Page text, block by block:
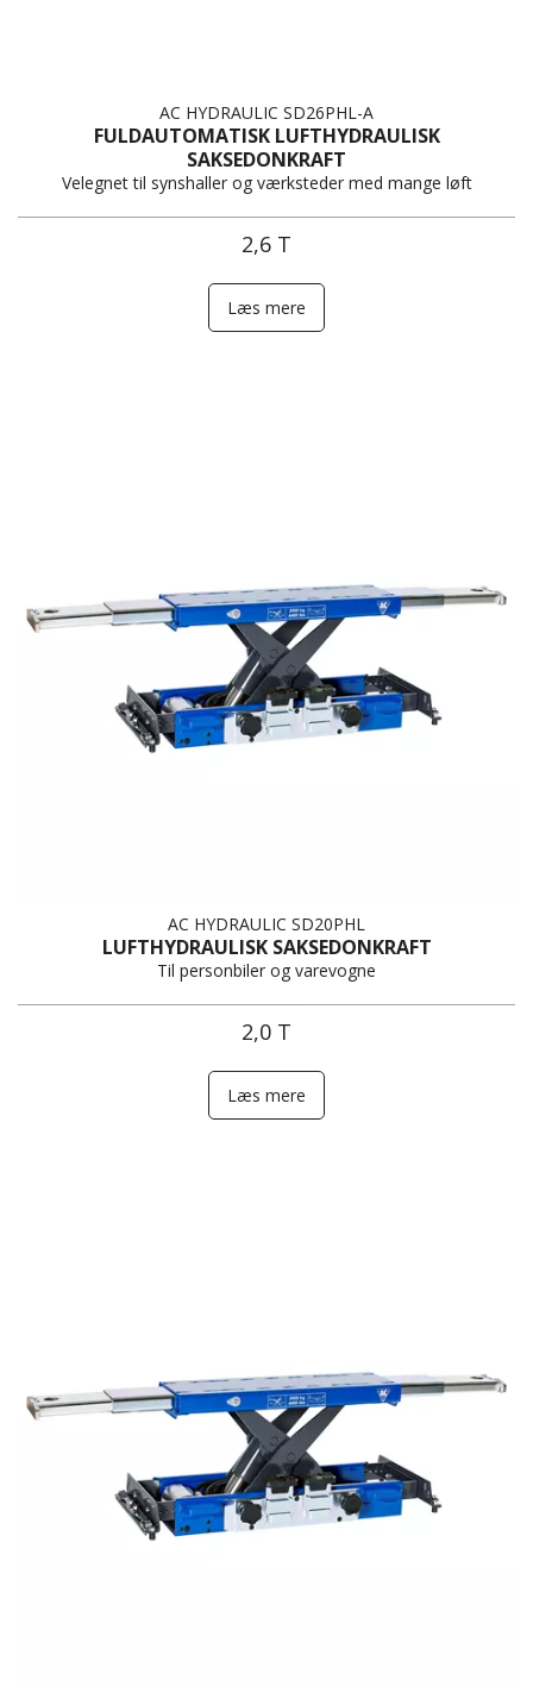
AC HYDRAULIC SD26PHL-A
FULDAUTOMATISK LUFTHYDRAULISK
SAKSEDONKRAFT
Velegnet til synshaller og værksteder med mange løft
2,6 T
Læs mere
AC HYDRAULIC SD20PHL
LUFTHYDRAULISK SAKSEDONKRAFT
Til personbiler og varevogne
2,0 T
Læs mere